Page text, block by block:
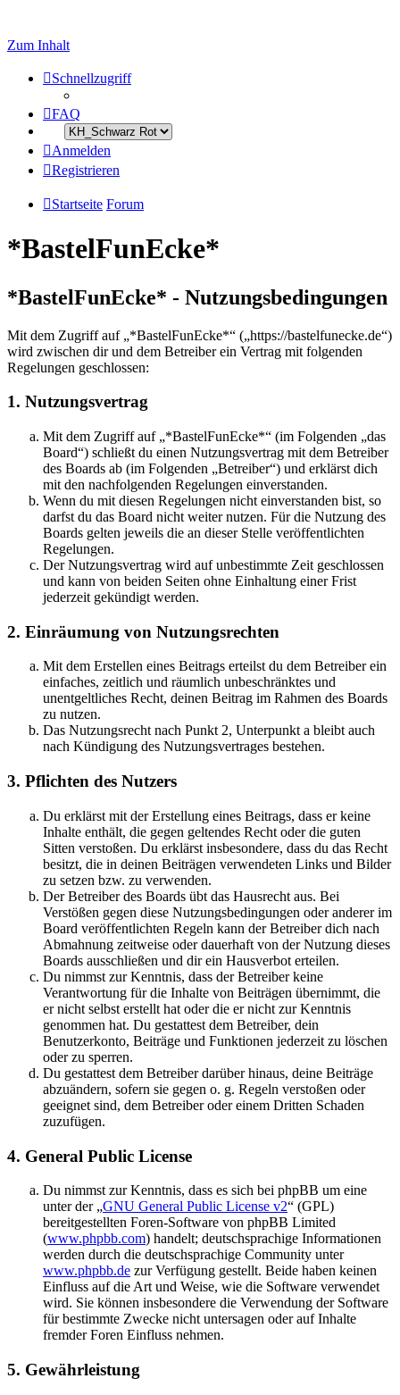
Zum Inhalt
Schnellzugriff
FAQ
Anmelden
Registrieren
Startseite Forum
*BastelFunEcke*
*BastelFunEcke* - Nutzungsbedingungen
Mit dem Zugriff auf „*BastelFunEcke*“ („https://bastelfunecke.de“)
wird zwischen dir und dem Betreiber ein Vertrag mit folgenden
Regelungen geschlossen:
1. Nutzungsvertrag
Mit dem Zugriff auf „*BastelFunEcke*“ (im Folgenden „das
Board“) schließt du einen Nutzungsvertrag mit dem Betreiber
des Boards ab (im Folgenden „Betreiber“) und erklärst dich
mit den nachfolgenden Regelungen einverstanden.
Wenn du mit diesen Regelungen nicht einverstanden bist, so
darfst du das Board nicht weiter nutzen. Für die Nutzung des
Boards gelten jeweils die an dieser Stelle veröffentlichten
Regelungen.
Der Nutzungsvertrag wird auf unbestimmte Zeit geschlossen
und kann von beiden Seiten ohne Einhaltung einer Frist
jederzeit gekündigt werden.
2. Einräumung von Nutzungsrechten
Mit dem Erstellen eines Beitrags erteilst du dem Betreiber ein
einfaches, zeitlich und räumlich unbeschränktes und
unentgeltliches Recht, deinen Beitrag im Rahmen des Boards
zu nutzen.
Das Nutzungsrecht nach Punkt 2, Unterpunkt a bleibt auch
nach Kündigung des Nutzungsvertrages bestehen.
3. Pflichten des Nutzers
Du erklärst mit der Erstellung eines Beitrags, dass er keine
Inhalte enthält, die gegen geltendes Recht oder die guten
Sitten verstoßen. Du erklärst insbesondere, dass du das Recht
besitzt, die in deinen Beiträgen verwendeten Links und Bilder
zu setzen bzw. zu verwenden.
Der Betreiber des Boards übt das Hausrecht aus. Bei
Verstößen gegen diese Nutzungsbedingungen oder anderer im
Board veröffentlichten Regeln kann der Betreiber dich nach
Abmahnung zeitweise oder dauerhaft von der Nutzung dieses
Boards ausschließen und dir ein Hausverbot erteilen.
Du nimmst zur Kenntnis, dass der Betreiber keine
Verantwortung für die Inhalte von Beiträgen übernimmt, die
er nicht selbst erstellt hat oder die er nicht zur Kenntnis
genommen hat. Du gestattest dem Betreiber, dein
Benutzerkonto, Beiträge und Funktionen jederzeit zu löschen
oder zu sperren.
Du gestattest dem Betreiber darüber hinaus, deine Beiträge
abzuändern, sofern sie gegen o. g. Regeln verstoßen oder
geeignet sind, dem Betreiber oder einem Dritten Schaden
zuzufügen.
4. General Public License
Du nimmst zur Kenntnis, dass es sich bei phpBB um eine
unter der „GNU General Public License v2“ (GPL)
bereitgestellten Foren-Software von phpBB Limited
(www.phpbb.com) handelt; deutschsprachige Informationen
werden durch die deutschsprachige Community unter
www.phpbb.de zur Verfügung gestellt. Beide haben keinen
Einfluss auf die Art und Weise, wie die Software verwendet
wird. Sie können insbesondere die Verwendung der Software
für bestimmte Zwecke nicht untersagen oder auf Inhalte
fremder Foren Einfluss nehmen.
5. Gewährleistung